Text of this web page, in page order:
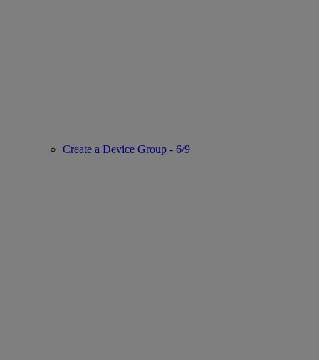
Create a Device Group - 6/9